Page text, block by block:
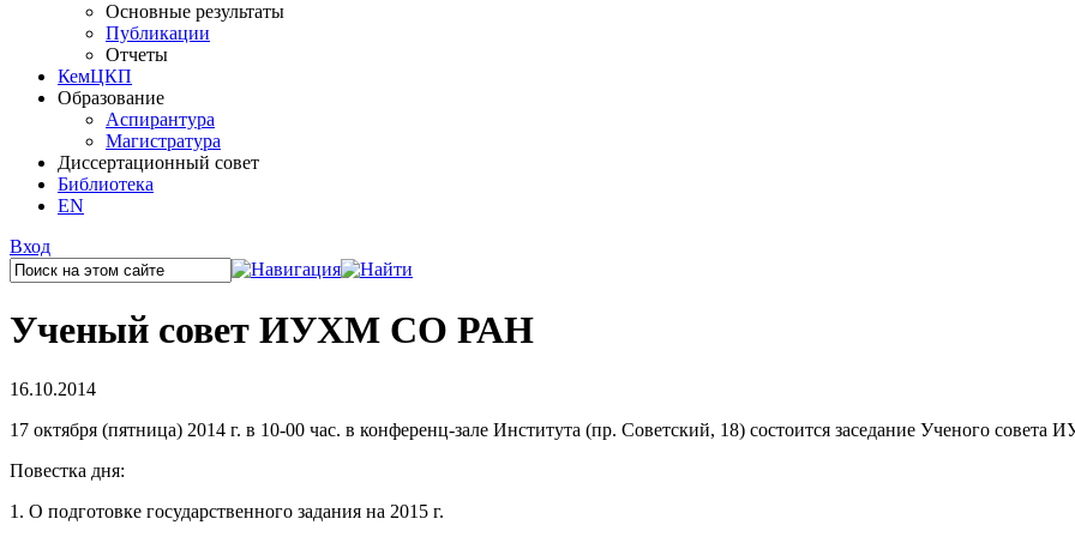
Основные результаты
Публикации
Отчеты
КемЦКП
Образование
Аспирантура
Магистратура
Диссертационный совет
Библиотека
EN
Вход
Ученый совет ИУХМ СО РАН
16.10.2014
17 октября (пятница) 2014 г. в 10-00 час. в конференц-зале Института (пр. Советский, 18) состоится заседание Ученого
Повестка дня:
1. О подготовке государственного задания на 2015 г.